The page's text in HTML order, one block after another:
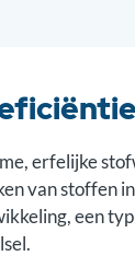
erfelijke
van stoffen
een